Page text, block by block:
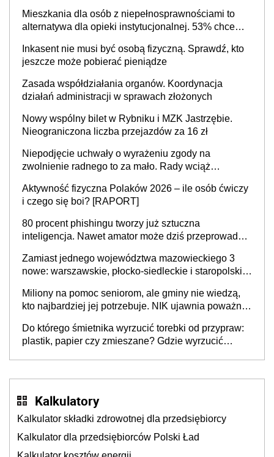
Mieszkania dla osób z niepełnosprawnościami to
alternatywa dla opieki instytucjonalnej. 53% chce
Inkasent nie musi być osobą fizyczną. Sprawdź, kto
jeszcze może pobierać pieniądze
Zasada współdziałania organów. Koordynacja
działań administracji w sprawach złożonych
Nowy wspólny bilet w Rybniku i MZK Jastrzębie.
Nieograniczona liczba przejazdów za 16 zł
Niepodjęcie uchwały o wyrażeniu zgody na
zwolnienie radnego to za mało. Rady wciąż
sprawy
Aktywność fizyczna Polaków 2026 – ile osób ćwiczy
i czego się boi? [RAPORT]
80 procent phishingu tworzy już sztuczna
inteligencja. Nawet amator może dziś przeprowadzić
Zamiast jednego województwa mazowieckiego 3
nowe: warszawskie, płocko-siedleckie i staropolskie.
stołecznych
Miliony na pomoc seniorom, ale gminy nie wiedzą,
kto najbardziej jej potrzebuje. NIK ujawnia poważną
Do którego śmietnika wyrzucić torebki od przypraw:
plastik, papier czy zmieszane? Gdzie wyrzucić
Kalkulatory
Kalkulator składki zdrowotnej dla przedsiębiorcy
Kalkulator dla przedsiębiorców Polski Ład